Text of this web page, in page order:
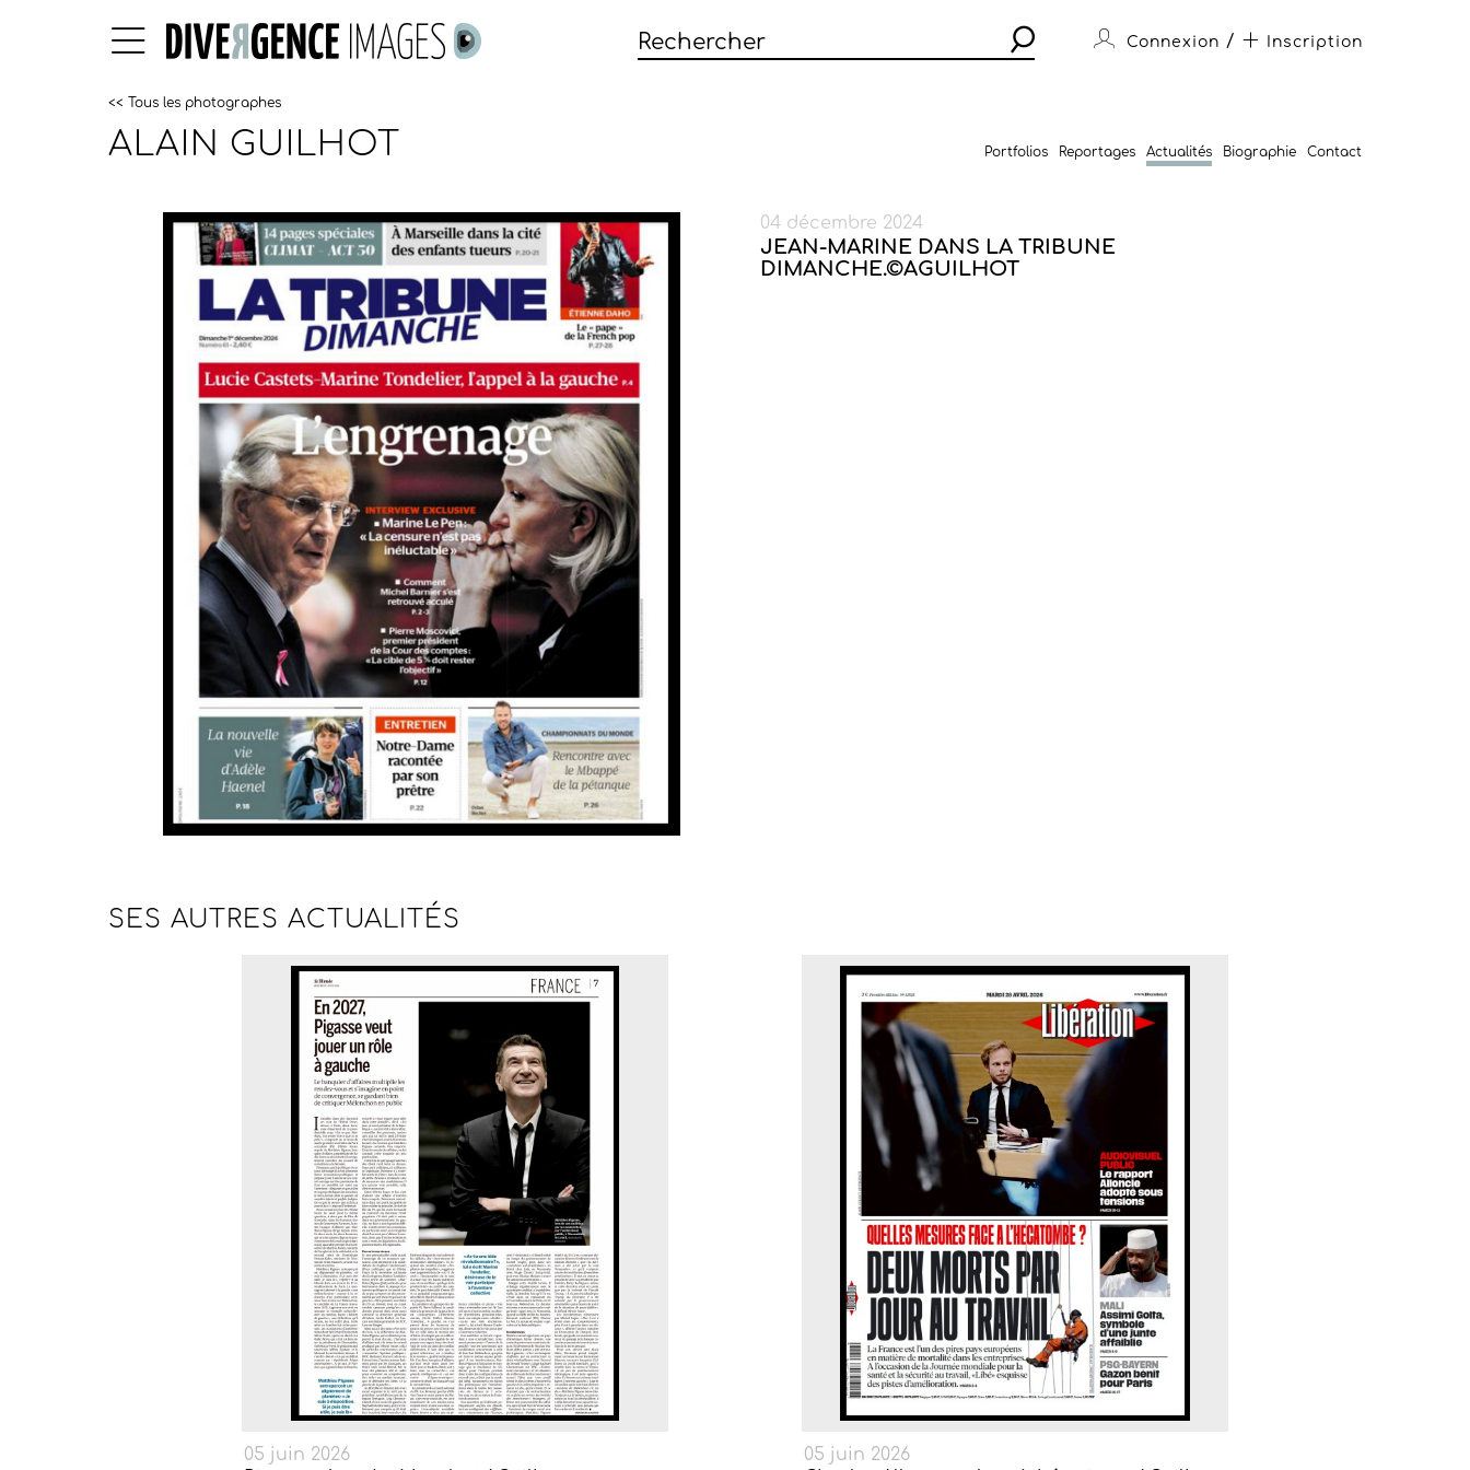
Connexion / Inscription
<< Tous les photographes
ALAIN GUILHOT Portfolios Reportages Actualités Biographie Contact
04 décembre 2024
JEAN-MARINE DANS LA TRIBUNE
DIMANCHE.©AGUILHOT
SES AUTRESACTUALITÉS
05 juin 2026
05 juin 2026